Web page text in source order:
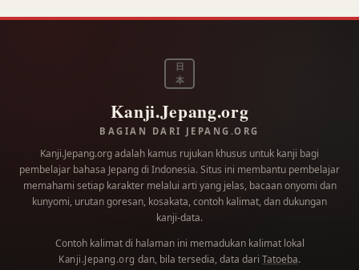
日
本
Kanji.Jepang.org
BAGIAN DARI JEPANG.ORG
Kanji.Jepang.org adalah kamus rujukan khusus untuk kanji bagi
pembelajar bahasa Jepang di Indonesia. Situs ini membantu pembelajar
memahami setiap karakter melalui arti yang jelas, bacaan onyomi dan
kunyomi, urutan goresan, kosakata, contoh kalimat, dan dukungan
kanji-data.
Contoh kalimat di halaman ini memadukan kalimat lokal
Kanji.Jepang.org dan, bila tersedia, data dari Tatoeba.